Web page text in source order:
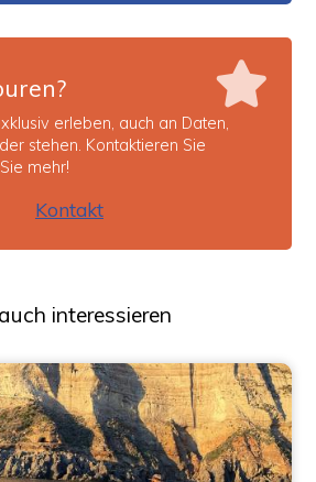
erleben, auch an Daten,
stehen. Kontaktieren Sie
mehr!
Kontakt
interessieren